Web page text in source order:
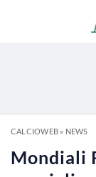
CALCIOWEB» NEWS
Mondiali